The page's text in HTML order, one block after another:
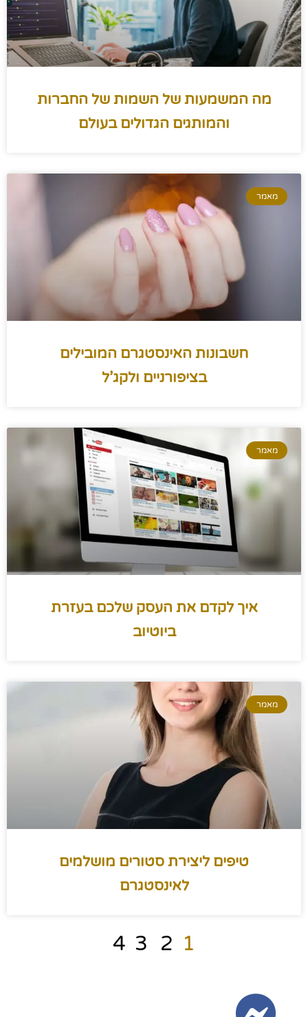
מה המשמעות של השמות של החברות
והמותגים הגדולים בעולם
מאמר
חשבונות האינסטגרם המובילים
בציפורניים ולקג’ל
מאמר
איך לקדם את העסק שלכם בעזרת
ביוטיוב
מאמר
טיפים ליצירת סטורים מושלמים
לאינסטגרם
1
2
3
4